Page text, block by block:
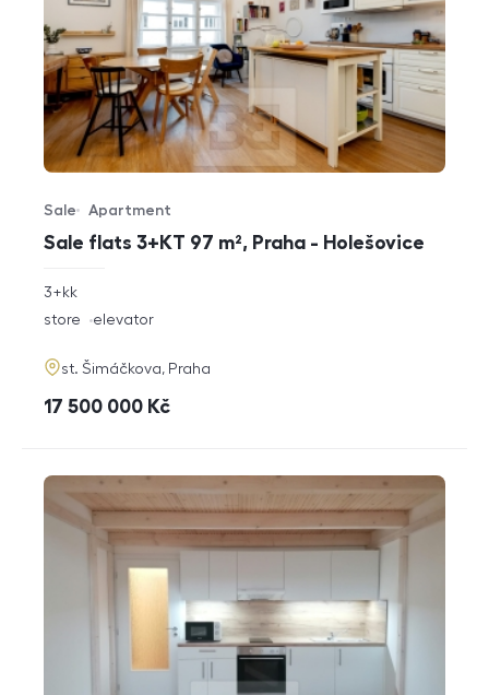
Sale flats 3+KT 97 m², Praha - Holešovice
Offer type
Sale
Property type
Apartment
rozměry
disposition
3+kk
funkce
store elevator
adresa
st. Šimáčkova, Praha
cena
17 500 000 Kč